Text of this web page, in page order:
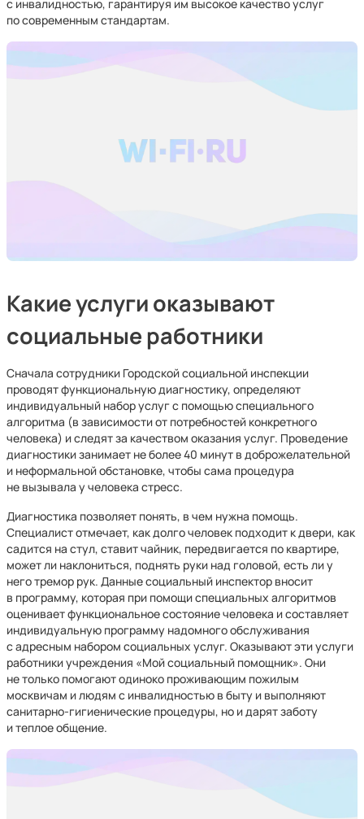
с инвалидностью, гарантируя им высокое качество услуг
по современным стандартам.
Какие услуги оказывают
социальные работники
Сначала сотрудники Городской социальной инспекции
проводят функциональную диагностику, определяют
индивидуальный набор услуг с помощью специального
алгоритма (в зависимости от потребностей конкретного
человека) и следят за качеством оказания услуг. Проведение
диагностики занимает не более 40 минут в доброжелательной
и неформальной обстановке, чтобы сама процедура
не вызывала у человека стресс.
Диагностика позволяет понять, в чем нужна помощь.
Специалист отмечает, как долго человек подходит к двери, как
садится на стул, ставит чайник, передвигается по квартире,
может ли наклониться, поднять руки над головой, есть ли у
него тремор рук. Данные социальный инспектор вносит
в программу, которая при помощи специальных алгоритмов
оценивает функциональное состояние человека и составляет
индивидуальную программу надомного обслуживания
с адресным набором социальных услуг. Оказывают эти услуги
работники учреждения «Мой социальный помощник». Они
не только помогают одиноко проживающим пожилым
москвичам и людям с инвалидностью в быту и выполняют
санитарно-гигиенические процедуры, но и дарят заботу
и теплое общение.